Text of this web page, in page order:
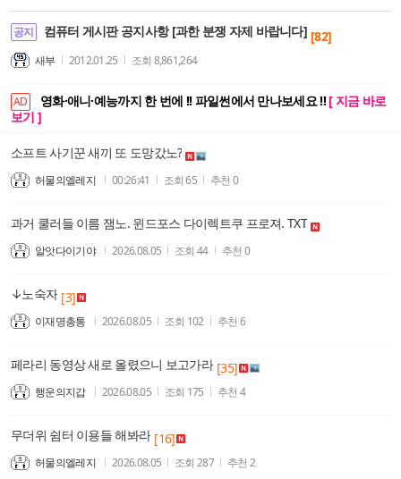
공지 컴퓨터 게시판 공지사항 [과한 분쟁 자제 바랍니다] [82]
새부 2012.01.25 조회 8,861,264
AD 영화·애니·예능까지 한 번에 !! 파일썬에서 만나보세요 !! [ 지금 바로
보기 ]
소프트 사기꾼 새끼 또 도망갔노?
허물의엘레지 00:26:41 조회65 추천 0
과거 쿨러들 이름 잼노. 윈드포스 다이렉트쿠 프로져. TXT
알앗다이기야 2026.08.05 조회 44 추천 0
↓노숙자 [3]
이재명총통 2026.08.05 조회 102 추천 6
페라리 동영상 새로 올렸으니 보고가라 [35]
행운의지갑 2026.08.05 조회 175 추천 4
무더위 쉼터 이용들 해봐라 [16]
허물의엘레지 2026.08.05 조회 287 추천 2